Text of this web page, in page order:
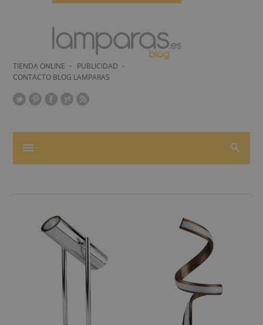
TIENDA ONLINE
PUBLICIDAD
CONTACTO BLOG LAMPARAS